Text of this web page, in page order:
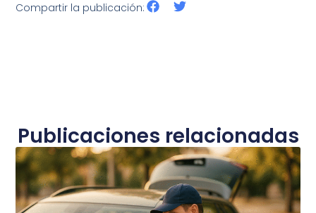
Compartir la publicación:
Publicaciones relacionadas